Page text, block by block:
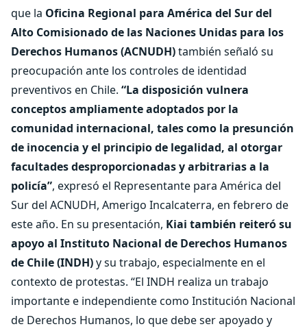
que la Oficina Regional para América del Sur del
Alto Comisionado de las Naciones Unidas para los
Derechos Humanos (ACNUDH)también señaló su
preocupación ante los controles de identidad
preventivos en Chile. “La disposición vulnera
conceptos ampliamente adoptados por la
comunidad internacional, tales como la presunción
de inocencia y el principio de legalidad, al otorgar
facultades desproporcionadas y arbitrarias a la
policía”, expresó el Representante para América del
Sur del ACNUDH, Amerigo Incalcaterra, en febrero de
este año. En su presentación, Kiai también reiteró su
apoyo al Instituto Nacional de Derechos Humanos
de Chile (INDH)y su trabajo, especialmente en el
contexto de protestas. “El INDH realiza un trabajo
importante e independiente como Institución Nacional
de Derechos Humanos, lo que debe ser apoyado y